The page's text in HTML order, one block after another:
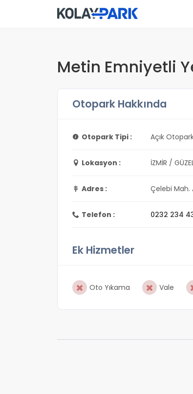
Metin Emniyetli
Otopark Hakkında
Otopark Tipi : Açık
Lokasyon : İZMİR /
Adres : Çelebi Mah.
Telefon : 0232 234
Ek Hizmetler
Oto Yıkama Vale